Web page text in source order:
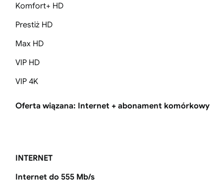
Komfort+ HD
Prestiż HD
Max HD
VIP HD
VIP 4K
Oferta wiązana: Internet + abonament komórkowy
INTERNET
Internet do 555 Mb/s